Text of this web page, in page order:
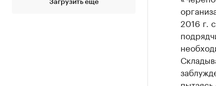
Загрузить еще
2016 г.